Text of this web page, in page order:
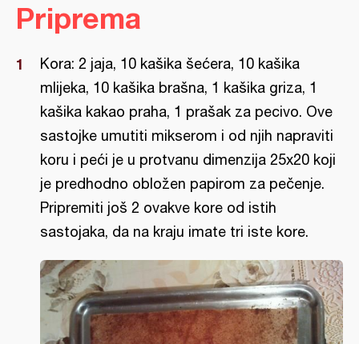
Priprema
Kora: 2 jaja, 10 kašika šećera, 10 kašika
mlijeka, 10 kašika brašna, 1 kašika griza, 1
kašika kakao praha, 1 prašak za pecivo. Ove
sastojke umutiti mikserom i od njih napraviti
koru i peći je u protvanu dimenzija 25x20 koji
je predhodno obložen papirom za pečenje.
Pripremiti još 2 ovakve kore od istih
sastojaka, da na kraju imate tri iste kore.